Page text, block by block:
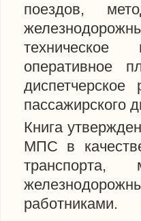
поездов,
техническое
оперативное
диспетчерское
пассажирского
Книга
МПС в
транспорта,
работниками.